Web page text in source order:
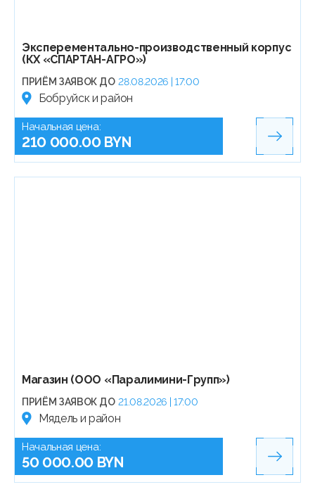
Эксперементально-производственный корпус
(КХ «СПАРТАН-АГРО»)
ПРИЁМ ЗАЯВОК ДО 28.08.2026 | 17:00
Бобруйск и район
Начальная цена:
210 000.00 BYN
Магазин (ООО «Паралимини-Групп»)
ПРИЁМ ЗАЯВОК ДО 21.08.2026 | 17:00
Мядель и район
Начальная цена:
50 000.00 BYN